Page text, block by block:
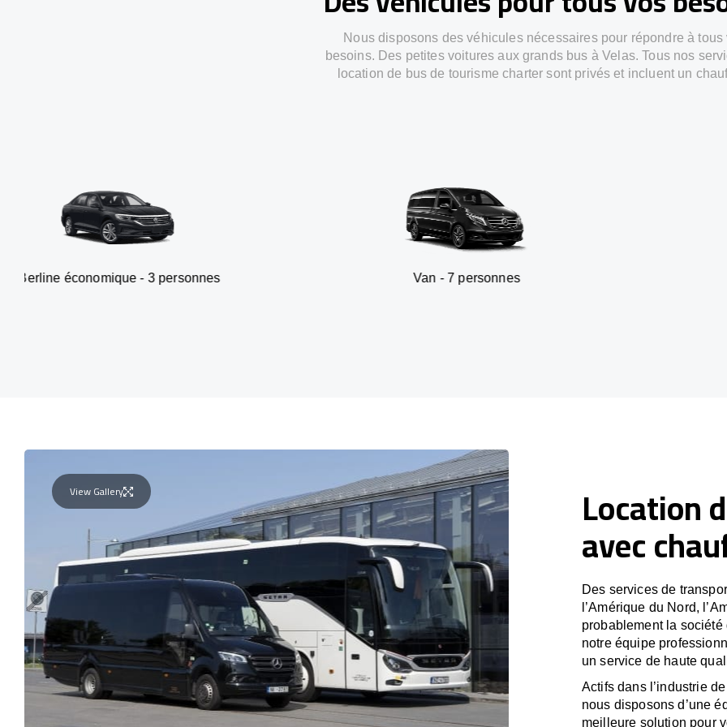
Nous disposons des véhicules nécessaires pour répondre à tous
besoins. Des petites voitures aux grands bus à Velas. Tous nos
location de bus de tourisme charter sont privés et incluent un
- 3 personnes Van - 7 personnes SUV - 3
View Gallery Location
avec
Des services de
l’Amérique du Nord,
probablement la société
notre équipe
un service de haute
Actifs dans l’industrie
nous disposons d’une
meilleure solution pour